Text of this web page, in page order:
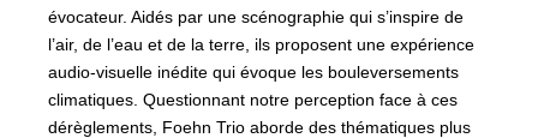
évocateur. Aidés par une scénographie qui s’inspire de
l’air, de l’eau et de la terre, ils proposent une expérience
audio-visuelle inédite qui évoque les bouleversements
climatiques. Questionnant notre perception face à ces
dérèglements, Foehn Trio aborde des thématiques plus